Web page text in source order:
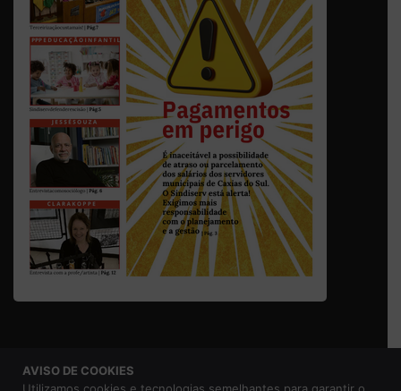
© 2026 Sindicato dos Servidores Municipais de Caxias do
AVISO DE COOKIES